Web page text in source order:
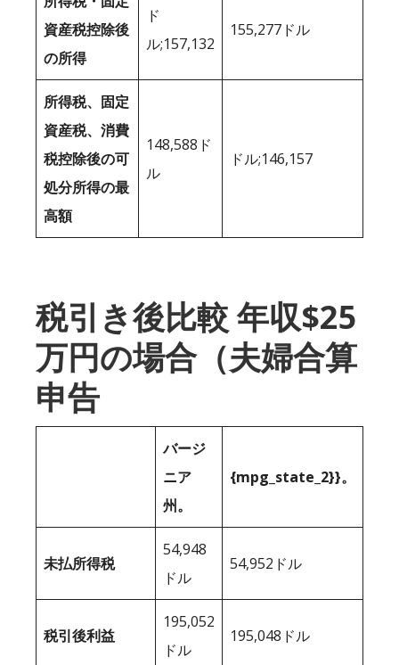
資産税控除後
の所得
ド
ル;157,132
155,277ドル
所得税、固定
資産税、消費
税控除後の可
処分所得の最
高額
148,588ド
ル
ドル;146,157
税引き後比較 年収$25
万円の場合（夫婦合算
申告
バージ
ニア
州。
{mpg_state_2}}。
未払所得税
54,948
ドル
54,952ドル
税引後利益
195,052
ドル
195,048ドル